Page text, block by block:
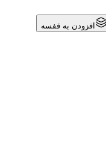
افزودن به قفسه